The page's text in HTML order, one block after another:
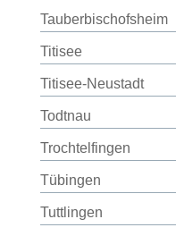
Tauberbischofsheim
Titisee
Titisee-Neustadt
Todtnau
Trochtelfingen
Tübingen
Tuttlingen